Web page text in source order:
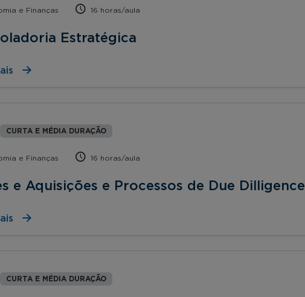
e Finanças 16 horas/aula
Estratégica
CURTA E MÉDIA DURAÇÃO
e Finanças 16 horas/aula
e Aquisições e Processos de Due Dilligence
CURTA E MÉDIA DURAÇÃO